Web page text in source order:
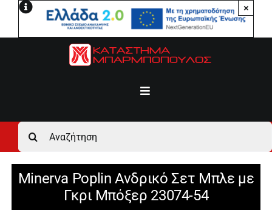
Μετάβαση
×
Toggle
Αρχική
Ανδρικά
Γυναικεία
Αναζήτηση
για:
Minerva Poplin Ανδρικό Σετ Μπλε με
Γκρι Μπόξερ 23074-54